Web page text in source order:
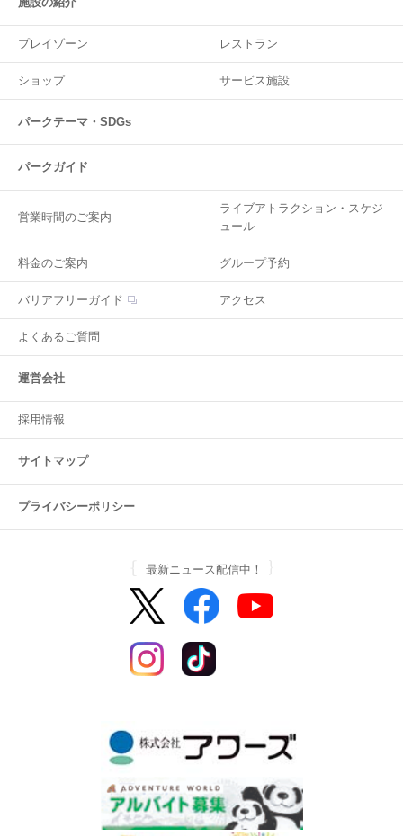
プレイゾーン レストラン
ショップ サービス施設
パークテーマ・SDGs
パークガイド
営業時間のご案内
ライブアトラクション・スケジ
ュール
料金のご案内 グループ予約
バリアフリーガイド アクセス
よくあるご質問
運営会社
採用情報
サイトマップ
プライバシーポリシー
最新ニュース配信中！